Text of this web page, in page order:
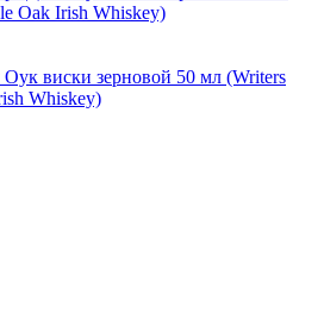
Оук виски зерновой 50 мл (Writers
Whiskey)